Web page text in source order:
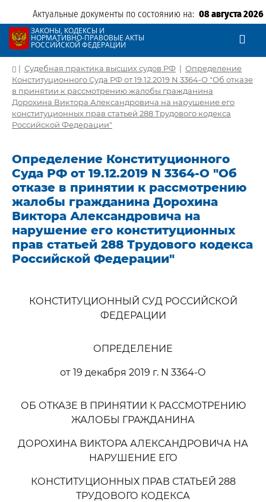
Актуальные документы по состоянию на: 08 августа 2026
ЗАКОНЫ, КОДЕКСЫ И
НОРМАТИВНО-ПРАВОВЫЕ АКТЫ
РОССИЙСКОЙ ФЕДЕРАЦИИ
| Судебная практика высших судов РФ | Определение
Конституционного Суда РФ от 19.12.2019 N 3364-О "Об отказе
в принятии к рассмотрению жалобы гражданина
Дорохина Виктора Александровича на нарушение его
конституционных прав статьей 288 Трудового кодекса
Российской Федерации"
Определение Конституционного
Суда РФ от 19.12.2019 N 3364-О "Об
отказе в принятии к рассмотрению
жалобы гражданина Дорохина
Виктора Александровича на
нарушение его конституционных
прав статьей 288 Трудового кодекса
Российской Федерации"
КОНСТИТУЦИОННЫЙ СУД РОССИЙСКОЙ
ФЕДЕРАЦИИ
ОПРЕДЕЛЕНИЕ
от 19 декабря 2019 г. N 3364-О
ОБ ОТКАЗЕ В ПРИНЯТИИ К РАССМОТРЕНИЮ
ЖАЛОБЫ ГРАЖДАНИНА
ДОРОХИНА ВИКТОРА АЛЕКСАНДРОВИЧА НА
НАРУШЕНИЕ ЕГО
КОНСТИТУЦИОННЫХ ПРАВ СТАТЬЕЙ 288
ТРУДОВОГО КОДЕКСА